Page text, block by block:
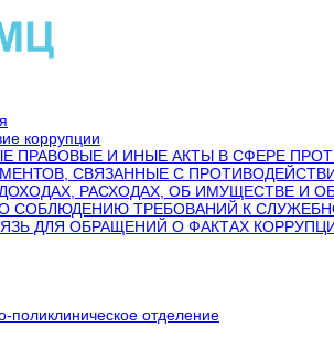
коррупции
ПРАВОВЫЕ И ИНЫЕ АКТЫ В СФЕРЕ
СВЯЗАННЫЕ С
РАСХОДАХ, ОБ ИМУЩЕСТВЕ И
СОБЛЮДЕНИЮ ТРЕБОВАНИЙ К
ДЛЯ ОБРАЩЕНИЙ О ФАКТАХ
поликлиническое отделение